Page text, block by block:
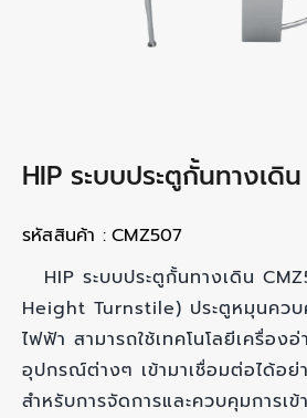
HIP ระบบประตูกั้นทางเดิ
รหัสสินค้า : CMZ507
HIP ระบบประตูกั้นทางเดิน
Height Turnstile) ประตูหมุนควบ
ไฟฟ้า สามารถใช้เทคโนโลยีเครื่อง
อุปกรณ์ต่างๆ เข้ามาเชื่อมต่อได้อ
สำหรับการจัดการและควบคุมการเข้